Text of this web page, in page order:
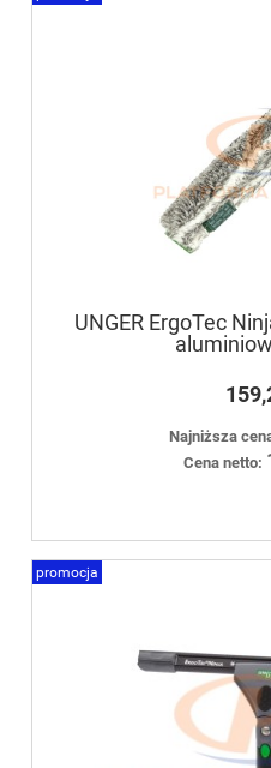
UNGER ErgoTec
Najniższa
Cena netto:
promocja